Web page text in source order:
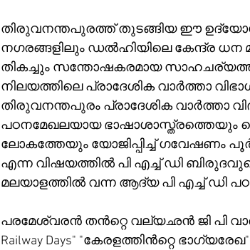
തിരുവനന്തപുരത്ത് തുടങ്ങിയ ഈ
നഗരങ്ങളിലും ഡൽഹിയിലെ കേന്ദ്ര ധന
തികച്ചും സന്തോഷകരമായ
നിലയത്തിലെ പ്രാദേശിക വാർത്താ
തിരുവനന്തപുരം പ്രാദേശിക വാർത്താ
പഠനമേഖലയായ ഭാഷാശാസ്ത്രത്തെയും
ലോകത്തേയും യോജിപ്പിച്ച് ഗവേഷണം
എന്ന വിഷയത്തിൽ പി എച്ച് ഡി
മലയാളത്തിൽ വന്ന ആദ്യ പി എച്ച് ഡി
പരമേശ്വരൻ തൻറ്റെ വല്യഛൻ ജി പി
Railway Days" "കേരളത്തിൻറ്റെ